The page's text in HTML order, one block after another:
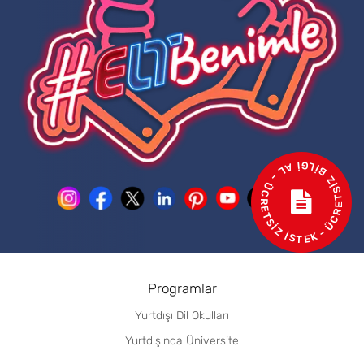
Programlar
Yurtdışı Dil Okulları
Yurtdışında Üniversite
- ÜCRETSİZ BİLGİ AL - ÜCRETSİZ İSTEK